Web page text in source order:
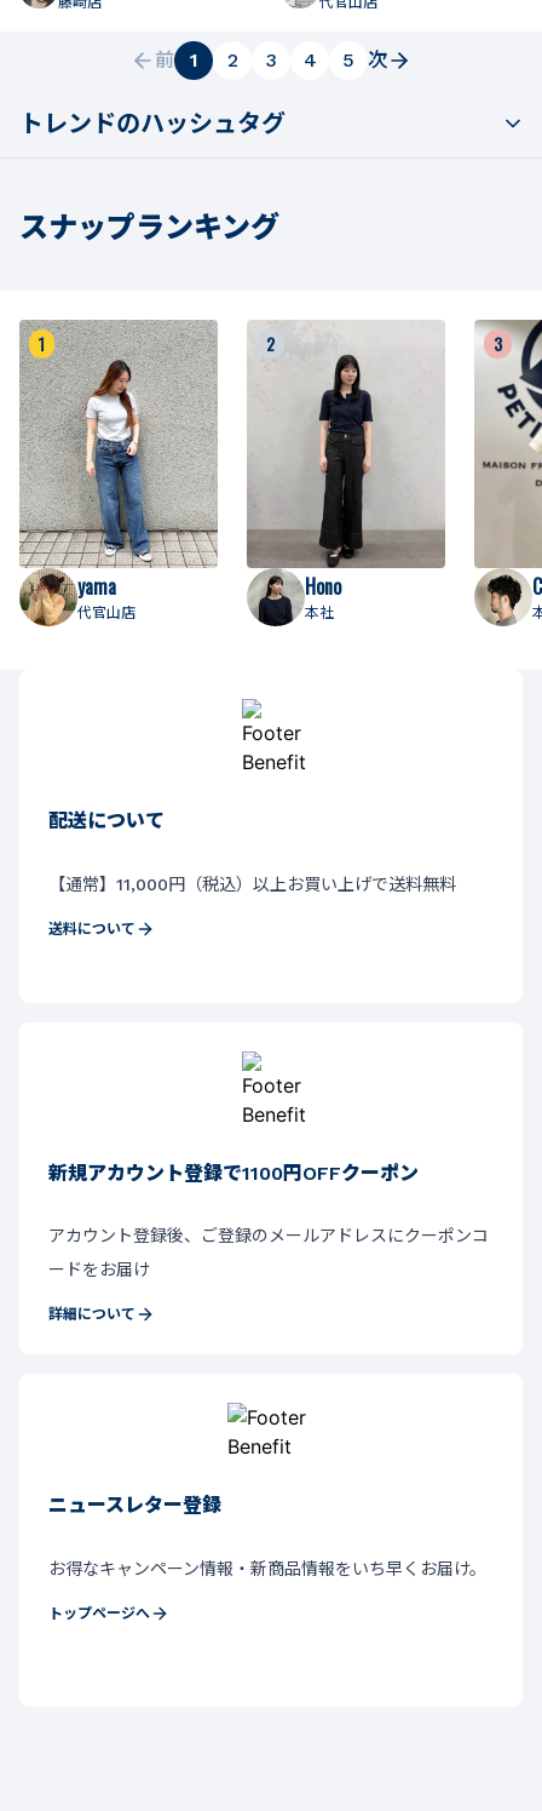
前 1 2 3 4 5 次
トレンドのハッシュタグ
スナップランキング
1
yama
代官山店
2
Hono
本社
3
配送について
【通常】11,000円（税込）以上お買い上げで送料無料
送料について
新規アカウント登録で1100円OFFクーポン
アカウント登録後、ご登録のメールアドレスにクーポンコ
ードをお届け
詳細について
ニュースレター登録
お得なキャンペーン情報・新商品情報をいち早くお届け。
トップページへ